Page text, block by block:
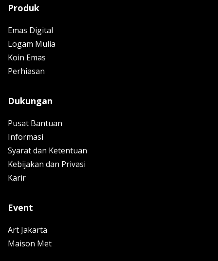
Produk
Emas Digital
Logam Mulia
Koin Emas
Perhiasan
Dukungan
Pusat Bantuan
Informasi
Syarat dan Ketentuan
Kebijakan dan Privasi
Karir
Event
Art Jakarta
Maison Met